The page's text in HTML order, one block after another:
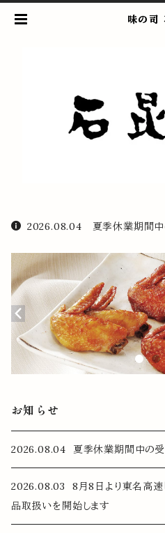
味の司
2026.08.04 夏季休業期間中
お知らせ
2026.08.04 夏季休業期間中の受
2026.08.03 8月8日より東名高速「
品取扱いを開始します